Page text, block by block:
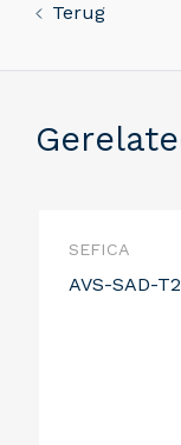
Terug
SEFICA
AVS-SAD-